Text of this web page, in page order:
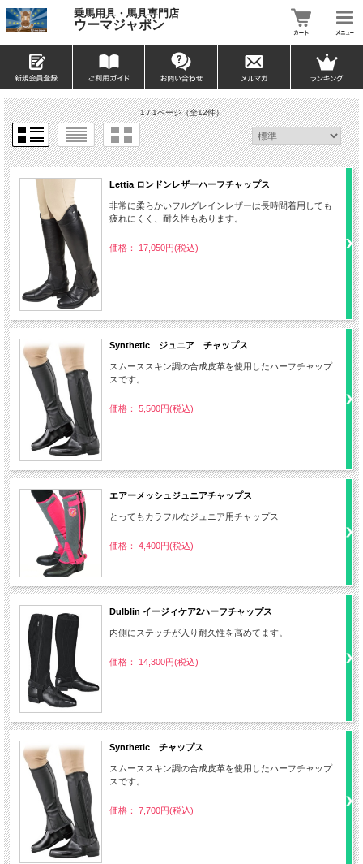
乗馬用具・馬具専門店
ウーマジャポン
1 / 1ページ（全12件）
Lettia ロンドンレザーハーフチャップス
非常に柔らかいフルグレインレザーは長時間着用しても
疲れにくく、耐久性もあります。
価格： 17,050円(税込)
Synthetic ジュニア チャップス
スムーススキン調の合成皮革を使用したハーフチャップ
スです。
価格： 5,500円(税込)
エアーメッシュジュニアチャップス
とってもカラフルなジュニア用チャップス
価格： 4,400円(税込)
Dulblin イージィケア2ハーフチャップス
内側にステッチが入り耐久性を高めてます。
価格： 14,300円(税込)
Synthetic チャップス
スムーススキン調の合成皮革を使用したハーフチャップ
スです。
価格： 7,700円(税込)